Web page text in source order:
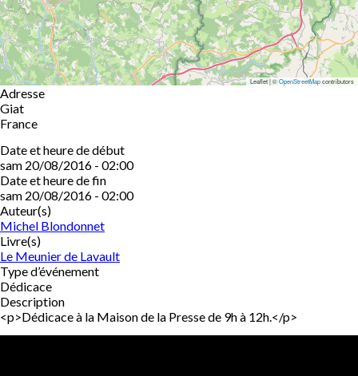
Leaflet | ©OpenStreetMapcontributors
Adresse
Giat
France
Date et heure de début
sam 20/08/2016 - 02:00
Date et heure de fin
sam 20/08/2016 - 02:00
Auteur(s)
Michel Blondonnet
Livre(s)
Le Meunier de Lavault
Type d’événement
Dédicace
Description
<p>Dédicace à la Maison de la Presse de 9h à 12h.</p>